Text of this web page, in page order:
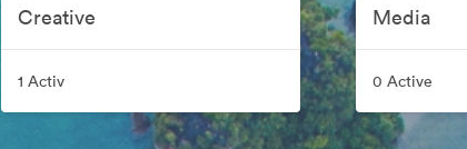
Creative
1 Activ
Media
0 Active